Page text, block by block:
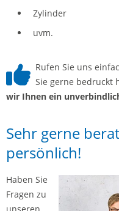
Zylinder
uvm.
Rufen Sie uns
Sie gerne bedruckt
wir Ihnen ein
Sehr gerne
persönlich!
Haben Sie
Fragen zu